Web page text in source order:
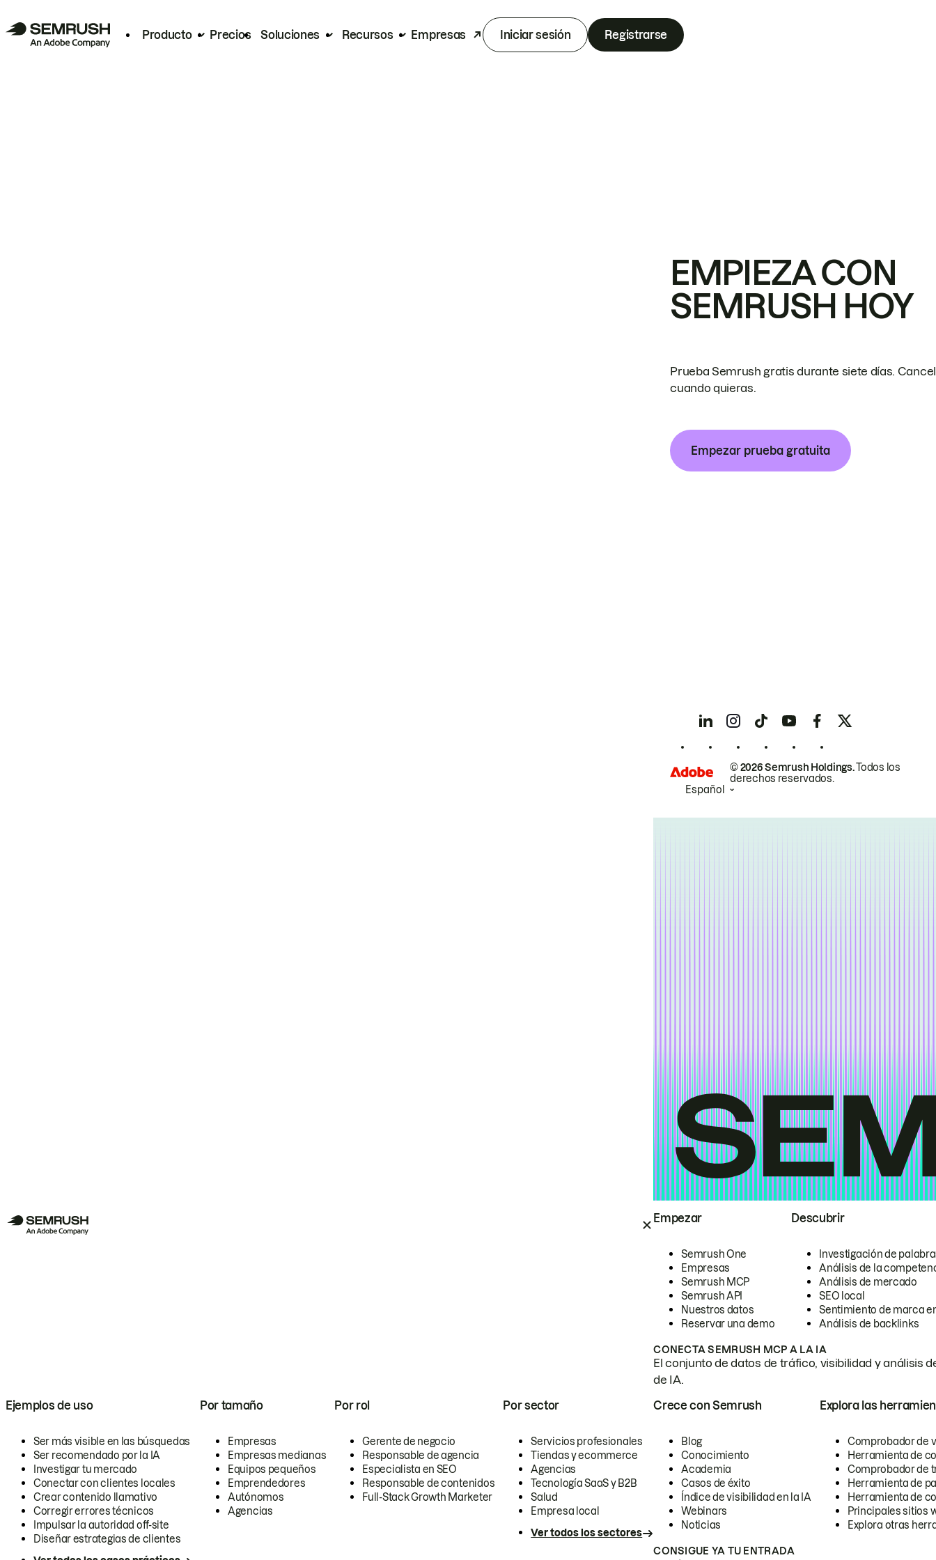
Producto Precios Soluciones Recursos Empresas Iniciar sesión Registrarse
Empezar
Semrush One
Empresas
Semrush MCP
Semrush API
Nuestros datos
Reservar una demo
Descubrir
Investigación de
Análisis de la
Análisis de mercado
SEO local
Sentimiento de marca
Análisis de backlinks
CONECTA SEMRUSH MCP A LA IA
El conjunto de datos de tráfico, visibilidad y análisis
de IA.
Ejemplos de uso
Ser más visible en las búsquedas
Ser recomendado por la IA
Investigar tu mercado
Conectar con clientes locales
Crear contenido llamativo
Corregir errores técnicos
Impulsar la autoridad off-site
Diseñar estrategias de clientes
Por tamaño
Empresas
Empresas medianas
Equipos pequeños
Emprendedores
Autónomos
Agencias
Por rol
Gerente de negocio
Responsable de agencia
Especialista en SEO
Responsable de contenidos
Full-Stack Growth Marketer
Por sector
Servicios profesionales
Tiendas y ecommerce
Agencias
Tecnología SaaS y B2B
Salud
Empresa local
Ver todos los sectores
Crece con Semrush
Blog
Conocimiento
Academia
Casos de éxito
Índice de visibilidad en la IA
Webinars
Noticias
Explora las
Comprobador de
Herramienta de
Comprobador de
Herramienta de
Herramienta de
Principales sitios
Explora otras
CONSIGUE YA TU ENTRADA
EMPIEZA CON
SEMRUSH HOY
Prueba Semrush gratis durante siete días.
cuando quieras.
Empezar prueba gratuita
© 2026 Semrush Holdings.Todos los
derechos reservados.
Español